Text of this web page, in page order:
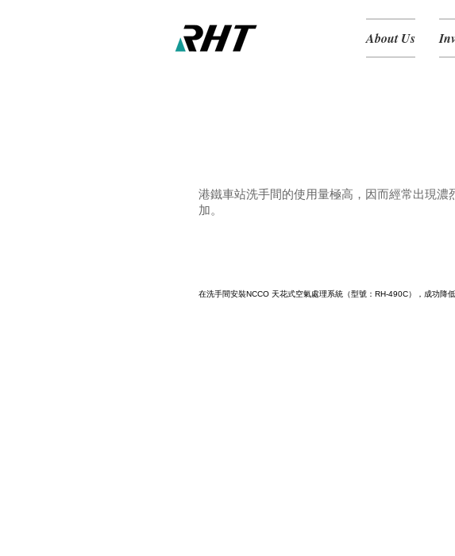
About Us
港鐵車站洗手間的使用量極高，因而經常出現
加。
在洗手間安裝NCCO 天花式空氣處理系統（型號：RH-490C），成功降